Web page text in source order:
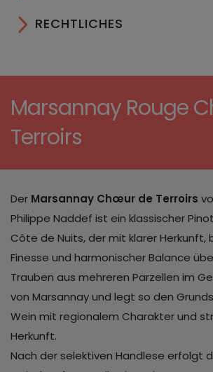
RECHTLICHES
Marsannay Rouge
Terroirs
Der Marsannay Chœur de Terroirs
Philippe Naddef ist ein klassischer
Côte de Nuits, der mit klarer Herkunft,
Finesse und harmonischer Balance
Trauben aus mehreren Parzellen im
von Marsannay und legt so den
Wein mit regionalem Charakter und
Herkunft.
Nach der selektiven Handlese erfolgt